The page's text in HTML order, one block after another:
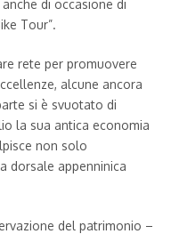
di occasione di
Tour”.
rete per promuovere
alcune ancora
si è svuotato di
la sua antica economia
non solo
dorsale appenninica
del patrimonio –